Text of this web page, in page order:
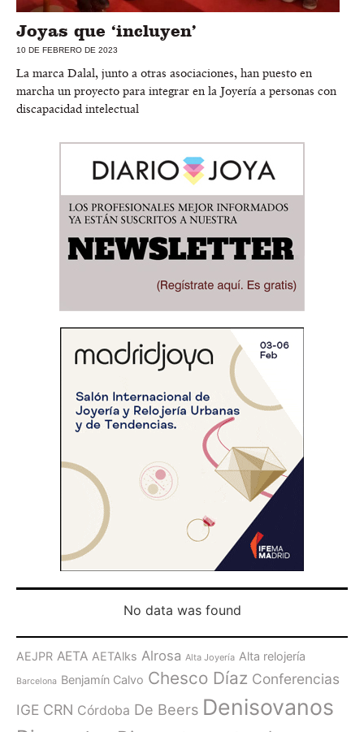
Joyas que ‘incluyen’
10 DE FEBRERO DE 2023
La marca Dalal, junto a otras asociaciones, han puesto en
marcha un proyecto para integrar en la Joyería a personas con
discapacidad intelectual
No data was found
AEJPR AETA AETAlks Alrosa Alta Joyería Alta relojería
Barcelona Benjamín Calvo Chesco Díaz Conferencias
IGE CRN Córdoba De Beers Denisovanos